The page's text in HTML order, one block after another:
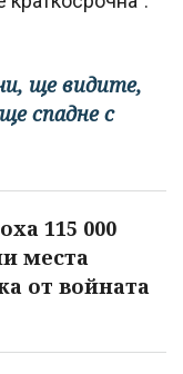
ще видите,
спадне с
115 000
места
от войната